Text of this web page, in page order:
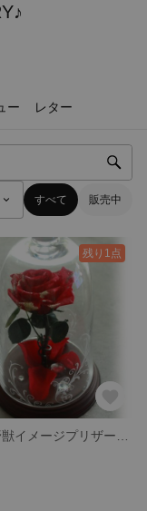
ー レター
すべて 販売中
残り1点